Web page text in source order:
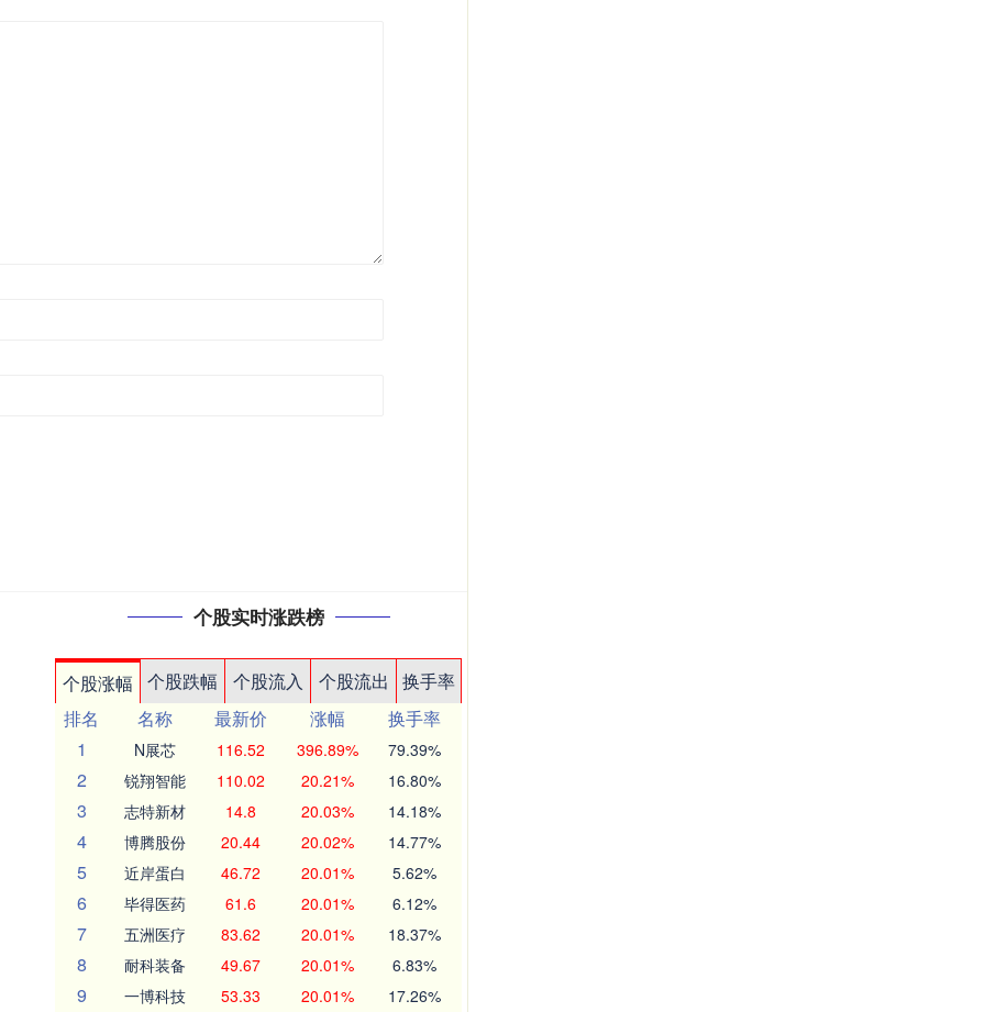
个股实时涨跌榜
个股涨幅 个股跌幅 个股流入 个股流出
换手率
排名
名称 最新价 涨幅
换手率
1
N展芯 116.52 396.89% 79.39%
2 锐翔智能 110.02 20.21% 16.80%
3 志特新材 14.8 20.03% 14.18%
4 博腾股份 20.44 20.02% 14.77%
5 近岸蛋白 46.72 20.01% 5.62%
6 毕得医药 61.6 20.01% 6.12%
7 五洲医疗 83.62 20.01% 18.37%
8 耐科装备 49.67 20.01% 6.83%
9 一博科技 53.33 20.01% 17.26%